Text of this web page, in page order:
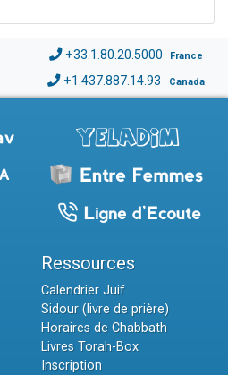
+33.1.80.20.5000 France
+1.437.887.14.93 Canada
Ressources
Calendrier Juif
Sidour (livre de prière)
Horaires de Chabbath
Livres Torah-Box
Inscription